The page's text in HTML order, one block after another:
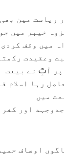
ریاست مین بھی
خیبر میں جو
میں وقف کردی
وعقیدت
پر آپؓ نے بیعت
رہا اسلام
میں
اور
اوصاف